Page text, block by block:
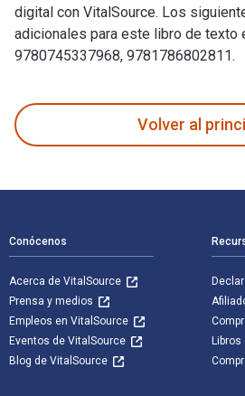
digital con VitalSource. Los
adicionales para este libro de texto
9780745337968, 9781786802811.
Volver al
Conócenos
Acerca de VitalSource
Prensa y medios
Empleos en VitalSource
Eventos de VitalSource
Blog de VitalSource
Libros